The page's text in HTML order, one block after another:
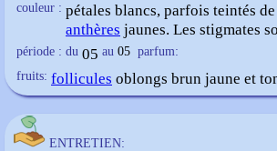
couleur : pétales blancs, parfois teintés
anthères jaunes. Les stigmates
période : du 05 au 05 parfum:
fruits: follicules oblongs brun jaune et
ENTRETIEN: